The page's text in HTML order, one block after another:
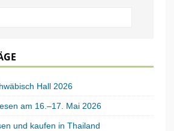
Hall 2026
am 16.–17. Mai 2026
und kaufen in Thailand